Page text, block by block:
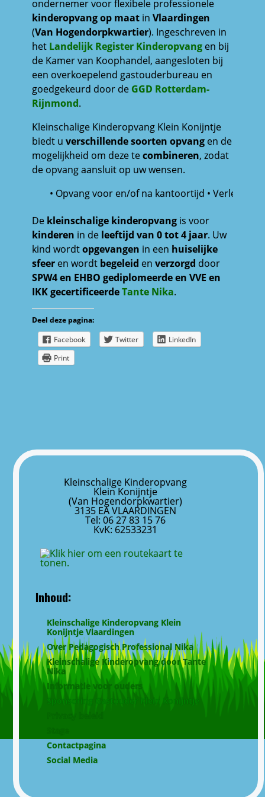
ondernemer voor flexibele professionele
kinderopvang op maat inVlaardingen
(Van Hogendorpkwartier). Ingeschreven in
het Landelijk Register Kinderopvangen bij
de Kamer van Koophandel, aangesloten bij
een overkoepelend gastouderbureau en
goedgekeurd door de GGD Rotterdam-
Rijnmond.
Kleinschalige Kinderopvang Klein Konijntje
biedt uverschillende soorten opvangen de
mogelijkheid om deze tecombineren, zodat
de opvang aansluit op uw wensen.
• Opvang voor en/of na kantoortijd • Verlengde
De kleinschalige kinderopvang is voor
kinderen in de leeftijd van 0 tot 4 jaar. Uw
kind wordtopgevangen in een huiselijke
sfeeren wordt begeleiden verzorgd door
SPW4 en EHBO gediplomeerde en VVE en
IKK gecertificeerde Tante Nika.
Deel deze pagina:
Facebook
Twitter
LinkedIn
Print
Kleinschalige Kinderopvang
Klein Konijntje
(Van Hogendorpkwartier)
3135 EA VLAARDINGEN
Tel: 06 27 83 15 76
KvK: 62533231
Inhoud:
Kleinschalige Kinderopvang Klein
Konijntje Vlaardingen
Over Pedagogisch Professional Nika
Kleinschalige Kinderopvang door Tante
Nika
Informatie voor ouders
Sponsoring Gastouder Klein Konijntje
Privacy beleid
Contactpagina
Social Media